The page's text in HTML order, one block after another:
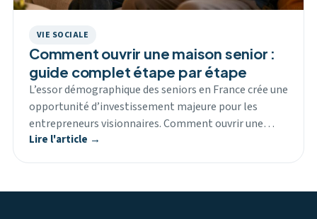
VIE SOCIALE
Comment ouvrir une maison senior :
guide complet étape par étape
L’essor démographique des seniors en France crée une
opportunité d’investissement majeure pour les
entrepreneurs visionnaires. Comment ouvrir une…
Lire l'article →